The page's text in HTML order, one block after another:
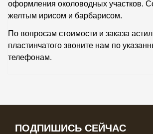
оформления околоводных участков.
желтым ирисом и барбарисом.
По вопросам стоимости и заказа
пластинчатого звоните нам по
телефонам.
ПОДПИШИСЬ СЕЙЧАС